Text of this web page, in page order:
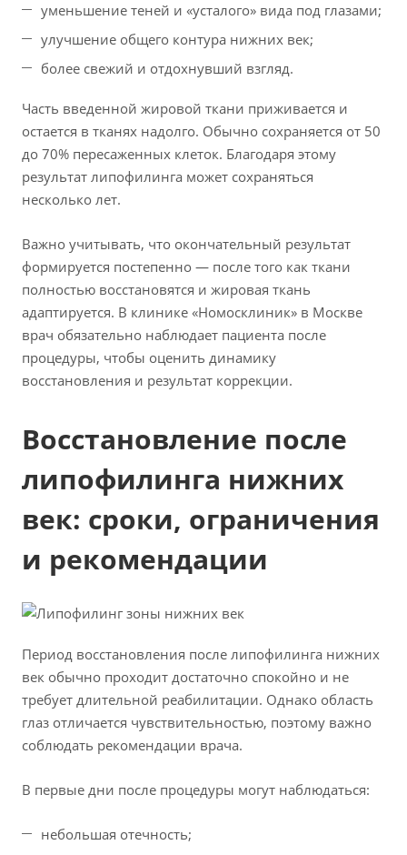
уменьшение теней и «усталого» вида под глазами;
улучшение общего контура нижних век;
более свежий и отдохнувший взгляд.
Часть введенной жировой ткани приживается и
остается в тканях надолго. Обычно сохраняется от 50
до 70% пересаженных клеток. Благодаря этому
результат липофилинга может сохраняться
несколько лет.
Важно учитывать, что окончательный результат
формируется постепенно — после того как ткани
полностью восстановятся и жировая ткань
адаптируется. В клинике «Номосклиник» в Москве
врач обязательно наблюдает пациента после
процедуры, чтобы оценить динамику
восстановления и результат коррекции.
Восстановление после
липофилинга нижних
век: сроки, ограничения
и рекомендации
Период восстановления после липофилинга нижних
век обычно проходит достаточно спокойно и не
требует длительной реабилитации. Однако область
глаз отличается чувствительностью, поэтому важно
соблюдать рекомендации врача.
В первые дни после процедуры могут наблюдаться:
небольшая отечность;